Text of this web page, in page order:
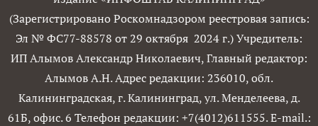
(Зарегистрировано Роскомнадзором реестровая запись:
Эл № ФС77-88578 от 29 октября 2024 г.) Учредитель:
ИП Алымов Александр Николаевич, Главный редактор:
Алымов А.Н. Адрес редакции: 236010, обл.
Калининградская, г. Калининград, ул. Менделеева, д.
61Б, офис. 6 Телефон редакции: +7(4012)611555. E-mail.: